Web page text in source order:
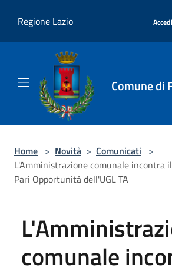
Regione Lazio
Comune di
Home > Novità > Comunicati >
L'Amministrazione comunale incontra
Pari Opportunità dell'UGL TA
comunale